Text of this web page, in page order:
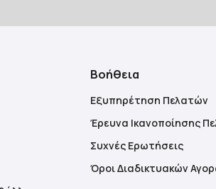
Βοήθεια
Εξυπηρέτηση Πελατών
Έρευνα Ικανοποίησης
Συχνές Ερωτήσεις
Όροι Διαδικτυακών